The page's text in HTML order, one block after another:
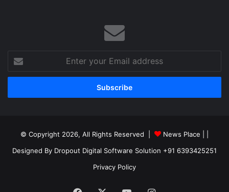
your
Email
© Copyright 2026, All Rights Reserved | News Place |
Designed By Dropout Digital Software Solution +91 6393425251
Privacy Policy